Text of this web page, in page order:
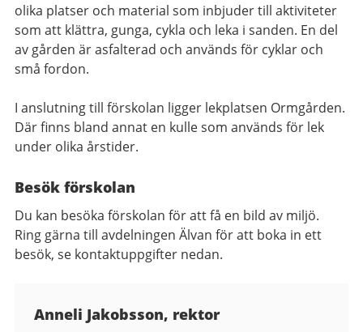
olika platser och material som inbjuder till aktiviteter
som att klättra, gunga, cykla och leka i sanden. En del
av gården är asfalterad och används för cyklar och
små fordon.
I anslutning till förskolan ligger lekplatsen Ormgården.
Där finns bland annat en kulle som används för lek
under olika årstider.
Besök förskolan
Du kan besöka förskolan för att få en bild av miljö.
Ring gärna till avdelningen Älvan för att boka in ett
besök, se kontaktuppgifter nedan.
Anneli Jakobsson, rektor